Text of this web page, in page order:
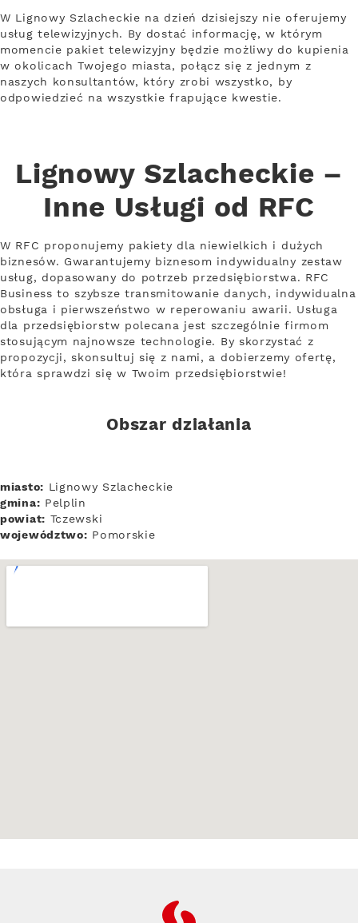
W Lignowy Szlacheckie na dzień dzisiejszy nie oferujemy
usług telewizyjnych. By dostać informację, w którym
momencie pakiet telewizyjny będzie możliwy do kupienia
w okolicach Twojego miasta, połącz się z jednym z
naszych konsultantów, który zrobi wszystko, by
odpowiedzieć na wszystkie frapujące kwestie.
Lignowy Szlacheckie –
Inne Usługi od RFC
W RFC proponujemy pakiety dla niewielkich i dużych
biznesów. Gwarantujemy biznesom indywidualny zestaw
usług, dopasowany do potrzeb przedsiębiorstwa. RFC
Business to szybsze transmitowanie danych, indywidualna
obsługa i pierwszeństwo w reperowaniu awarii. Usługa
dla przedsiębiorstw polecana jest szczególnie firmom
stosującym najnowsze technologie. By skorzystać z
propozycji, skonsultuj się z nami, a dobierzemy ofertę,
która sprawdzi się w Twoim przedsiębiorstwie!
Obszar działania
miasto: Lignowy Szlacheckie
gmina: Pelplin
powiat: Tczewski
województwo: Pomorskie
RFC